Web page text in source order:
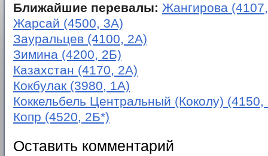
Ближайшие перевалы: Жангирова
Жарсай (4500, 3А)
Зауральцев (4100, 2А)
Зимина (4200, 2Б)
Казахстан (4170, 2А)
Кокбулак (3980, 1А)
Коккельбель Центральный (Коколу)
Копр (4520, 2Б*)
Оставить комментарий